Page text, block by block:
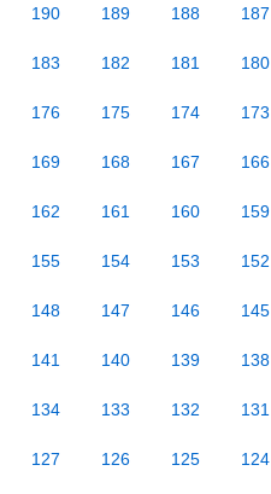
190 189 188 187
183 182 181 180
176 175 174 173
169 168 167 166
162 161 160 159
155 154 153 152
148 147 146 145
141 140 139 138
134 133 132 131
127 126 125 124